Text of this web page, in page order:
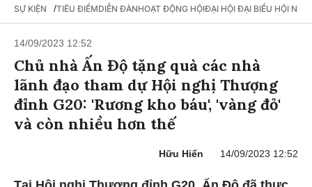
SỰ KIỆN /TIÊU ĐIỂMDIỄN ĐÀNHOẠT ĐỘNG HỘIĐẠI HỘI ĐẠI BIỂU HỘI NỮ
14/09/2023 12:52
Chủ nhà Ấn Độ tặng quà các nhà
lãnh đạo tham dự Hội nghị Thượng
đỉnh G20: 'Rương kho báu', 'vàng đỏ'
và còn nhiều hơn thế
Hữu Hiển 14/09/2023 12:52
Tại Hội nghị Thượng đỉnh G20, Ấn Độ đã thực